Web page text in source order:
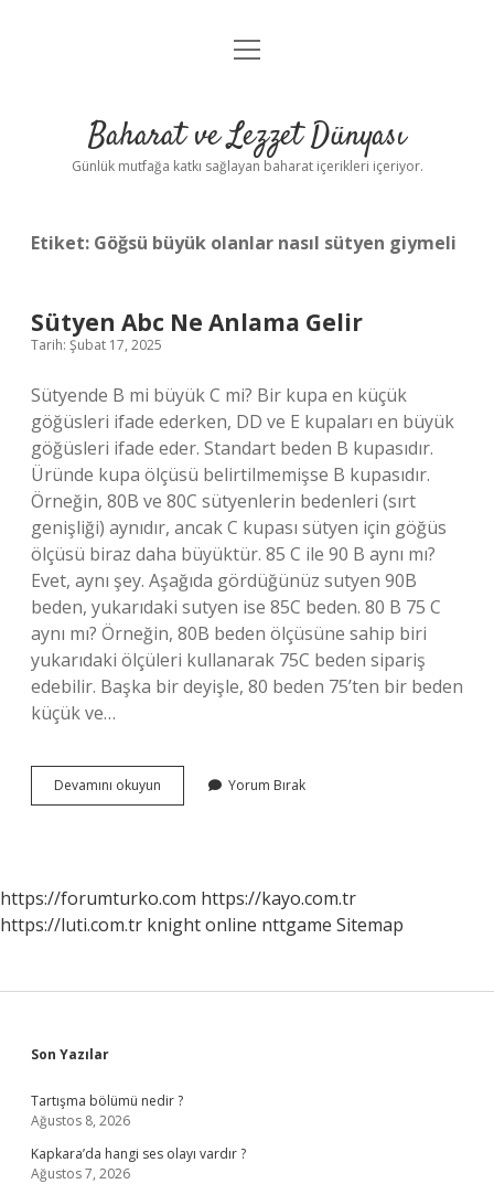
Anasayfa
Yasal Uyarı
menüyü
Baharat ve Lezzet Dünyası
Günlük mutfağa katkı sağlayan baharat içerikleri içeriyor.
Etiket: Göğsü büyük olanlar nasıl sütyen giymeli
Sütyen Abc Ne Anlama Gelir
Tarih: Şubat 17, 2025
Sütyende B mi büyük C mi? Bir kupa en küçük
göğüsleri ifade ederken, DD ve E kupaları en büyük
göğüsleri ifade eder. Standart beden B kupasıdır.
Üründe kupa ölçüsü belirtilmemişse B kupasıdır.
Örneğin, 80B ve 80C sütyenlerin bedenleri (sırt
genişliği) aynıdır, ancak C kupası sütyen için göğüs
ölçüsü biraz daha büyüktür. 85 C ile 90 B aynı mı?
Evet, aynı şey. Aşağıda gördüğünüz sutyen 90B
beden, yukarıdaki sutyen ise 85C beden. 80 B 75 C
aynı mı? Örneğin, 80B beden ölçüsüne sahip biri
yukarıdaki ölçüleri kullanarak 75C beden sipariş
edebilir. Başka bir deyişle, 80 beden 75’ten bir beden
küçük ve…
Devamını okuyun
Abc
Yorum Bırak
https://forumturko.com https://kayo.com.tr
https://luti.com.tr knight online nttgame Sitemap
Sidebar
Son Yazılar
Tartışma bölümü nedir ?
Ağustos 8, 2026
Kapkara’da hangi ses olayı vardır ?
Ağustos 7, 2026